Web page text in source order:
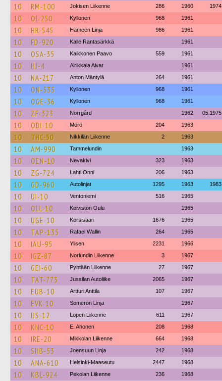
10 RM-100 Jokisen Liikenne 286 1960 1974
10 OI-250 Kyllonen 968 1961
10 HR-545 Hämeen Linja 986 1961
10 FD-920 Kalle Rantasärkkä 1961
10 OSA-35 Kaikkonen Paavo 559 1961
10 HJ-4 Airikkala Alvar 1961
10 NA-217 Anton Mäntylä 264 1961
10 ON-535 Kyllonen 968 1961
10 OGE-36 Kyllonen 968 1961
10 ZF-323 Norrgård 1962 05.1975
10 ODI-10 Mörö 204 1963
10 THC-50 Nikkilän Liikenne 2 1963
10 AM-990 Tammelundin 1963
10 OEN-10 Nevakivi 323 1963
10 ZG-724 Lahti Onni 206 1963
10 GD-960 Autolinjat 1295 1963 1983
10 UI-10 Ventoniemi 516 1965
10 OLL-10 Koiviston Oulu 1965
10 UGE-10 Korsisaari 1676 1965
10 TAP-135 Rafael Wallin 264 1965
10 IAU-95 Ylisen 2231 1966
10 IGZ-87 Norlundin Liikenne 3 1967
10 GEI-60 Pyhtään Liikenne 27 1967
10 TAT-773 Jussilan Autoliike 2065 1967
10 EUB-10 Artturi Anttila 107 1967
10 EVK-10 Someron Linja 1967
10 IJS-12 Lopen Liikenne 611 1967
10 KNC-10 E. Ahonen 208 1968
10 IRE-20 Mikkolan Liikenne 664 1968
10 SHB-53 Joensuun Linja 242 1968
10 ANA-610 Helsinki-Maaseutu 2447 1968
10 KBL-924 Pekolan Liikenne 236 1968